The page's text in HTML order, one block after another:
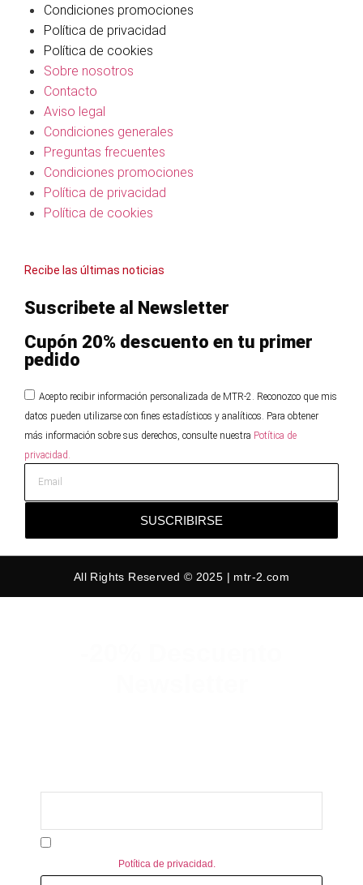
Condiciones promociones
Política de privacidad
Política de cookies
Sobre nosotros
Contacto
Aviso legal
Condiciones generales
Preguntas frecuentes
Condiciones promociones
Política de privacidad
Política de cookies
Recibe las últimas noticias
Suscribete al Newsletter
Cupón 20% descuento en tu primer
pedido
Acepto recibir información personalizada de MTR-2. Reconozco que mis
datos pueden utilizarse con fines estadísticos y analíticos. Para obtener
más información sobre sus derechos, consulte nuestra Potítica de
privacidad.
SUSCRIBIRSE
All Rights Reserved © 2025 | mtr-2.com
Potítica de privacidad.